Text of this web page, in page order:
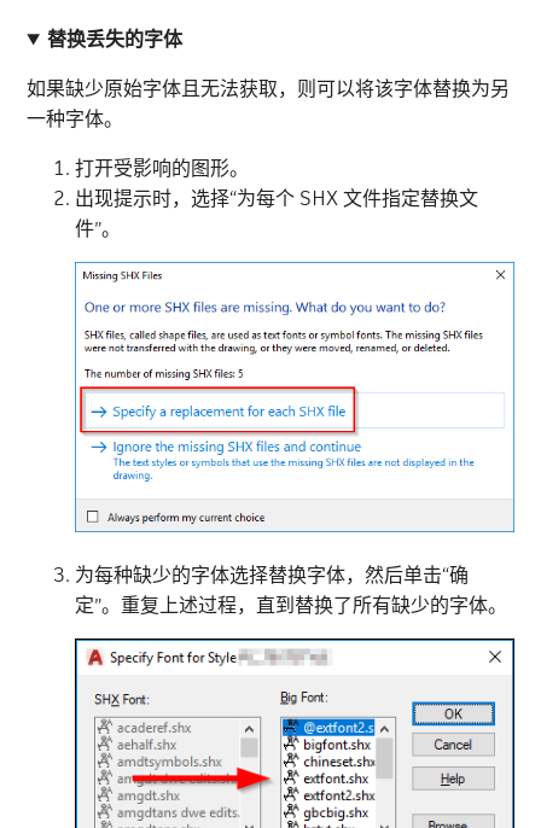
替换丢失的字体
如果缺少原始字体且无法获取，则可以将该字体替换为另
一种字体。
打开受影响的图形。
出现提示时，选择“为每个 SHX 文件指定替换文
件”。
为每种缺少的字体选择替换字体，然后单击“确
定”。重复上述过程，直到替换了所有缺少的字体。